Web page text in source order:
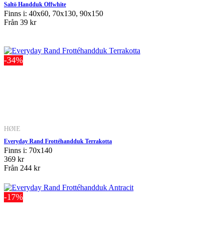
Saltö Handduk Offwhite
Finns i: 40x60, 70x130, 90x150
Från 39 kr
-34%
HØIE
Everyday Rand Frottéhandduk Terrakotta
Finns i: 70x140
369 kr
Från 244 kr
-17%